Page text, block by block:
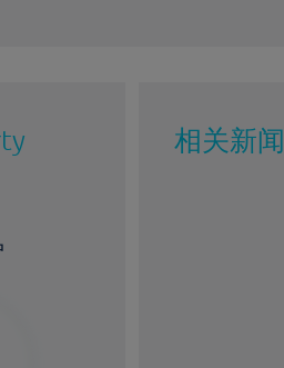
相关新闻